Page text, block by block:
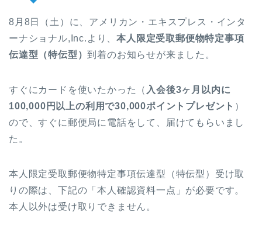
8月8日（土）に、アメリカン・エキスプレス・インタ
ーナショナル,Inc.より、本人限定受取郵便物特定事項
伝達型（特伝型）到着のお知らせが来ました。
すぐにカードを使いたかった（ 入会後3ヶ月以内に
100,000円以上の利用で30,000ポイントプレゼント ）
ので、すぐに郵便局に電話をして、届けてもらいまし
た。
本人限定受取郵便物特定事項伝達型（特伝型）受け取
りの際は、下記の「本人確認資料一点」が必要です。
本人以外は受け取りできません。